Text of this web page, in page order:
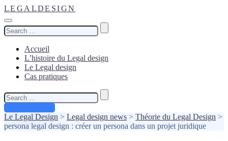
LEGALDESIGN
Search
for:
Accueil
L’histoire du Legal design
Le Legal design
Cas pratiques
Search
for:
Le Legal Design > Legal design news > Théorie du Legal Design >
persona legal design : créer un persona dans un projet juridique